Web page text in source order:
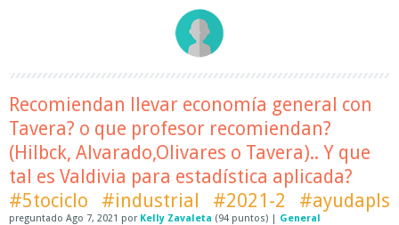
Recomiendan llevar economía general con
Tavera? o que profesor recomiendan?
(Hilbck, Alvarado,Olivares o Tavera).. Y que
tal es Valdivia para estadística aplicada?
#5tociclo
#industrial #2021-2 #ayudapls
preguntado Ago 7, 2021 por Kelly Zavaleta (94 puntos) | General